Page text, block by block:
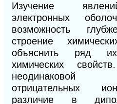
Изучение
электронных
возможность
строение
объяснить ряд
химических
неодинаковой
отрицательных
различие в